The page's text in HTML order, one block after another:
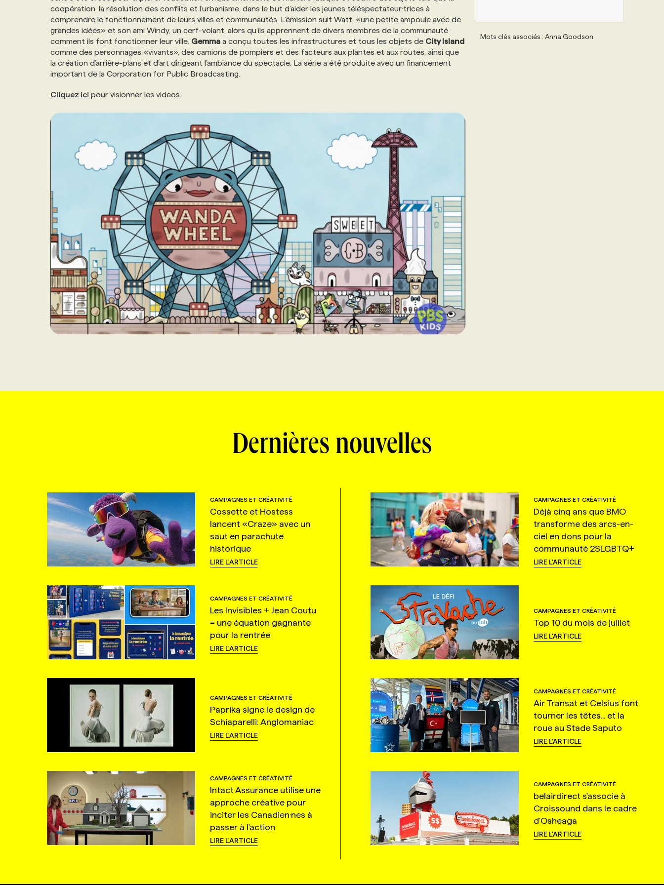
NOS TARIFS
PROGRAMMES DE SUBVENTIONS
ANNONCEZ AVEC NOUS
coopération, la résolution des conflits et l’urbanisme, dans le but d’aider les jeunes téléspectateur·trices à
comprendre le fonctionnement de leurs villes et communautés. L’émission suit Watt, «une petite ampoule avec de
grandes idées» et son ami Windy, un cerf-volant, alors qu’ils apprennent de divers membres de la communauté
comment ils font fonctionner leur ville. Gemma a conçu toutes les infrastructures et tous les objets de City Island
comme des personnages «vivants», des camions de pompiers et des facteurs aux plantes et aux routes, ainsi que
la création d’arrière-plans et d’art dirigeant l’ambiance du spectacle. La série a été produite avec un financement
important de la Corporation for Public Broadcasting.
Cliquez ici pour visionner les videos.
Mots clés associés : Anna Goodson
Dernières nouvelles
CAMPAGNES ET CRÉATIVITÉ
Cossette et Hostess
lancent «Craze» avec un
saut en parachute
historique
LIRE L'ARTICLE
CAMPAGNES ET CRÉATIVITÉ
Déjà cinq ans que BMO
transforme des arcs-en-
ciel en dons pour la
communauté 2SLGBTQ+
LIRE L'ARTICLE
CAMPAGNES ET CRÉATIVITÉ
Les Invisibles + Jean Coutu
= une équation gagnante
pour la rentrée
LIRE L'ARTICLE
CAMPAGNES ET CRÉATIVITÉ
Top 10 du mois de juillet
LIRE L'ARTICLE
CAMPAGNES ET CRÉATIVITÉ
Paprika signe le design de
Schiaparelli: Anglomaniac
LIRE L'ARTICLE
CAMPAGNES ET CRÉATIVITÉ
Air Transat et Celsius font
tourner les têtes... et la
roue au Stade Saputo
LIRE L'ARTICLE
CAMPAGNES ET CRÉATIVITÉ
Intact Assurance utilise une
approche créative pour
inciter les Canadien·nes à
passer à l'action
LIRE L'ARTICLE
CAMPAGNES ET CRÉATIVITÉ
belairdirect s'associe à
Croissound dans le cadre
d'Osheaga
LIRE L'ARTICLE